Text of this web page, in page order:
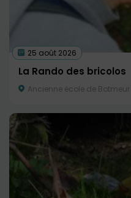
25 août 2026
La Rando des bricolos
Ancienne école de Botmeur